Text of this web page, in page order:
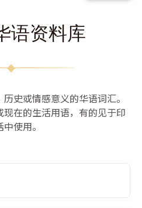
语资料库
史或情感意义的华语词汇。
在的生活用语，有的见于印
使用。